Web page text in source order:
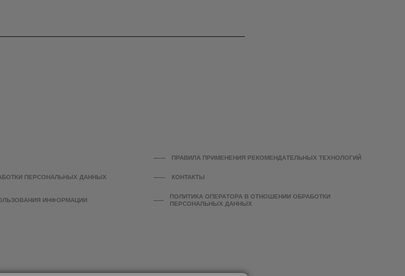
ПРАВИЛА ПРИМЕНЕНИЯ РЕКОМЕНДАТЕЛЬНЫХ ТЕХНОЛОГИЙ
ПЕРСОНАЛЬНЫХ ДАННЫХ КОНТАКТЫ
ИНФОРМАЦИИ
ПОЛИТИКА ОПЕРАТОРА В ОТНОШЕНИИ ОБРАБОТКИ
ПЕРСОНАЛЬНЫХ ДАННЫХ